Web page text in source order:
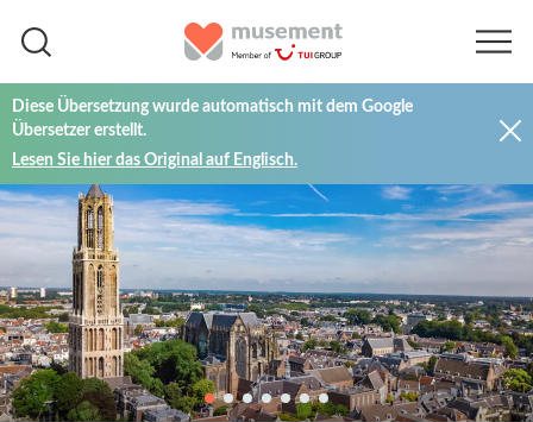
Diese Übersetzung wurde automatisch mit dem Google
Übersetzer erstellt.
Lesen Sie hier das Original auf Englisch.